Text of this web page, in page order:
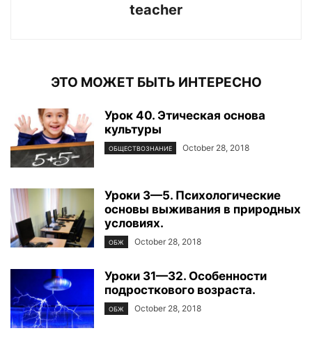
teacher
ЭТО МОЖЕТ БЫТЬ ИНТЕРЕСНО
Урок 40. Этическая основа
культуры
ОБЩЕСТВОЗНАНИЕ October 28, 2018
Уроки 3—5. Психологические
основы выживания в природных
условиях.
ОБЖ October 28, 2018
Уроки 31—32. Особенности
подросткового возраста.
ОБЖ October 28, 2018